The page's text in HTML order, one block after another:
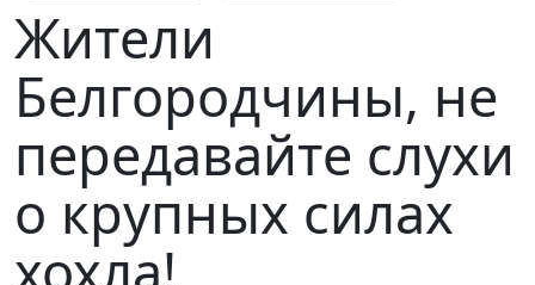
Жители
Белгородчины, не
передавайте слухи
о крупных силах